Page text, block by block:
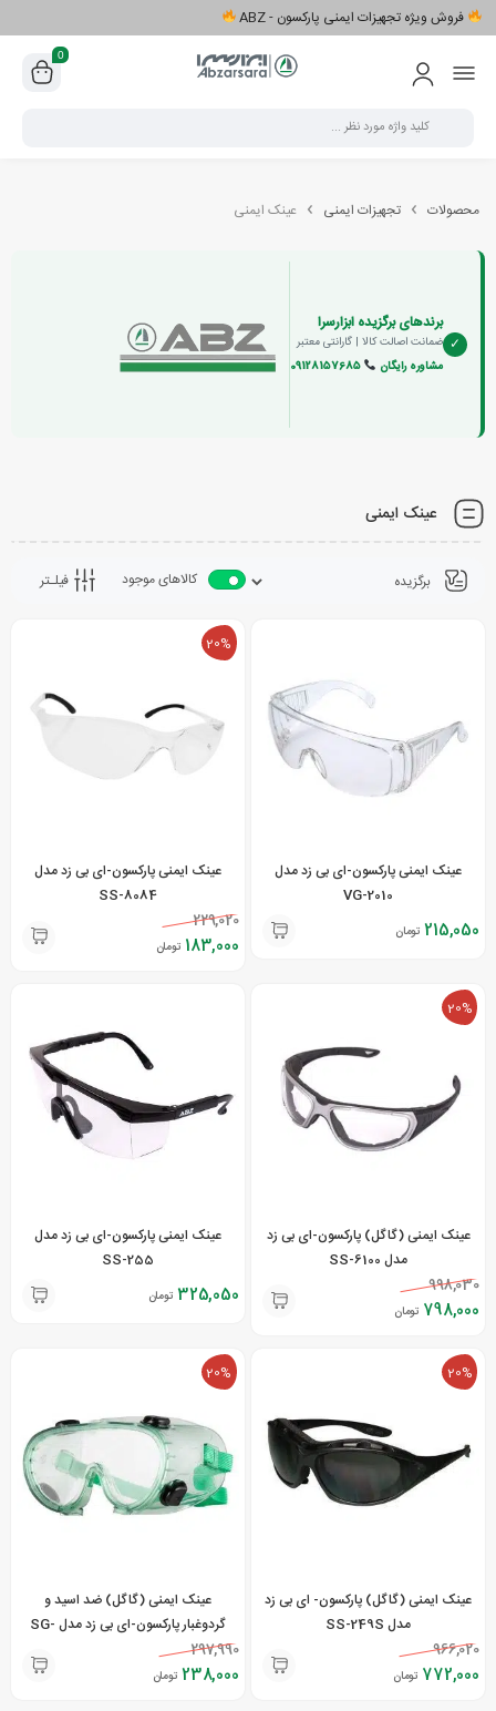
فروش ویژه تجهیزات ایمنی پارکسون - ABZ
0
محصولات تجهیزات ایمنی عینک ایمنی
✓
برندهای برگزیده ابزارسرا
ضمانت اصالت کالا | گارانتی معتبر
مشاوره رایگان
09128157685
عینک ایمنی
فیلـتر کالاهای موجود
عینک ایمنی پارکسون-ای بی زد مدل
VG-2010
215,050 تومان
20%
عینک ایمنی پارکسون-ای بی زد مدل
SS-8084
229,020
183,000 تومان
20%
عینک ایمنی (گاگل) پارکسون-ای بی زد
مدل SS-6100
998,030
798,000 تومان
عینک ایمنی پارکسون-ای بی زد مدل
SS-255
325,050 تومان
20%
عینک ایمنی (گاگل) پارکسون- ای بی زد
مدل SS-249S
966,020
772,000 تومان
20%
عینک ایمنی (گاگل) ضد اسید و
گردوغبار پارکسون-ای بی زد مدل SG-
297,990
238,000 تومان